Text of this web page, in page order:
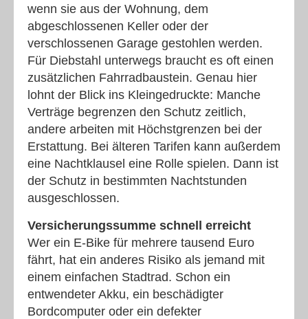
wenn sie aus der Wohnung, dem
abgeschlossenen Keller oder der
verschlossenen Garage gestohlen werden.
Für Diebstahl unterwegs braucht es oft einen
zusätzlichen Fahrradbaustein. Genau hier
lohnt der Blick ins Kleingedruckte: Manche
Verträge begrenzen den Schutz zeitlich,
andere arbeiten mit Höchstgrenzen bei der
Erstattung. Bei älteren Tarifen kann außerdem
eine Nachtklausel eine Rolle spielen. Dann ist
der Schutz in bestimmten Nachtstunden
ausgeschlossen.
Versicherungssumme schnell erreicht
Wer ein E-Bike für mehrere tausend Euro
fährt, hat ein anderes Risiko als jemand mit
einem einfachen Stadtrad. Schon ein
entwendeter Akku, ein beschädigter
Bordcomputer oder ein defekter